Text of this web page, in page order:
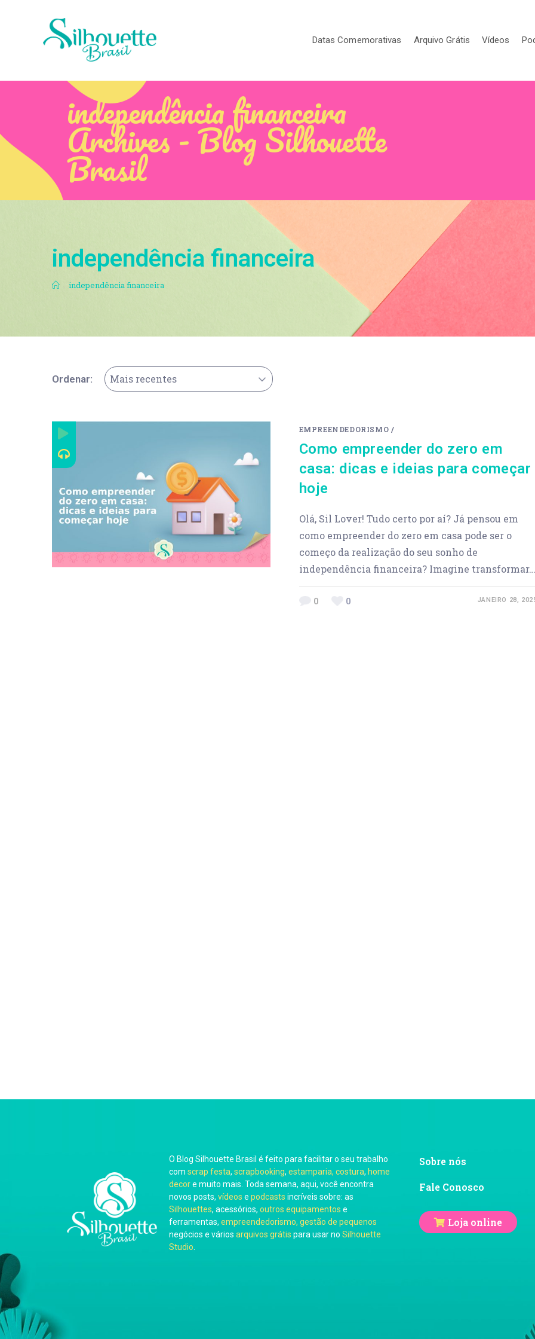
Datas Comemorativas Arquivo Grátis Vídeos
independência financeira
Archives - Blog Silhouette
Brasil
independência financeira
. independência financeira
Ordenar: Mais recentes
EMPREENDEDORISMO /
Como empreender do zero em
casa: dicas e ideias para começar
hoje
Olá, Sil Lover! Tudo certo por aí? Já pensou em
como empreender do zero em casa pode ser o
começo da realização do seu sonho de
independência financeira? Imagine transformar…
0 0 JANEIRO 28,
O Blog Silhouette Brasil é feito para facilitar o seu trabalho
com scrap festa, scrapbooking, estamparia, costura, home
decore muito mais. Toda semana, aqui, você encontra
novos posts, vídeos e podcasts incríveis sobre: as
Silhouettes, acessórios, outros equipamentos e
ferramentas, empreendedorismo, gestão de pequenos
negócios e vários arquivos grátis para usar no Silhouette
Studio
Sobre nós
Fale Conosco
Loja online